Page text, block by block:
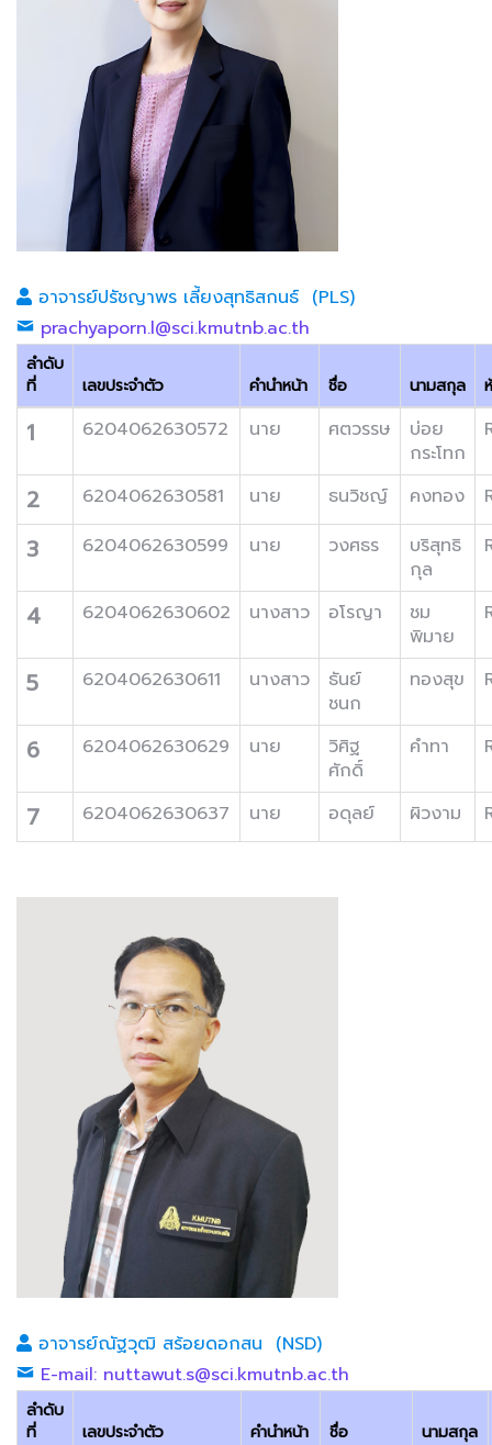
อาจารย์ปรัชญาพร เลี้ยงสุทธิสกนธ์ (PLS)
prachyaporn.l@sci.kmutnb.ac.th
ลำดับ
ที่
เลขประจำตัว คำนำหน้า ชื่อ นามสกุล
1 6204062630572 นาย ศตวรรษ
บ่อย
กระโทก
2 6204062630581 นาย ธนวิชญ์ คงทอง
3 6204062630599 นาย วงศธร
บริสุทธิ
กุล
4 6204062630602 นางสาว อโรญา
ชม
พิมาย
5 6204062630611 นางสาว
ธันย์
ชนก
ทองสุข
6 6204062630629 นาย
วิศิฐ
ศักดิ์
คำทา
7 6204062630637 นาย อดุลย์ ผิวงาม
อาจารย์ณัฐวุฒิ สร้อยดอกสน (NSD)
E-mail: nuttawut.s@sci.kmutnb.ac.th
ลำดับ
ที่
เลขประจำตัว คำนำหน้า ชื่อ นามสกุล